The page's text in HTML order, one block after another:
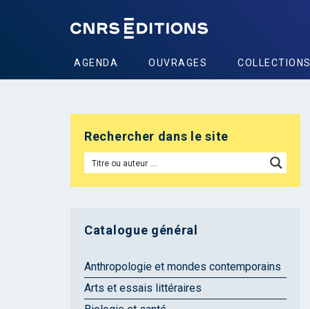
AGENDA OUVRAGES COLLECTIONS
Rechercher dans le site
Catalogue général
Anthropologie et mondes contemporains
Arts et essais littéraires